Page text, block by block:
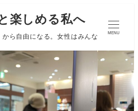
楽しめる私へ
から自由になる。女性はみんな
MENU